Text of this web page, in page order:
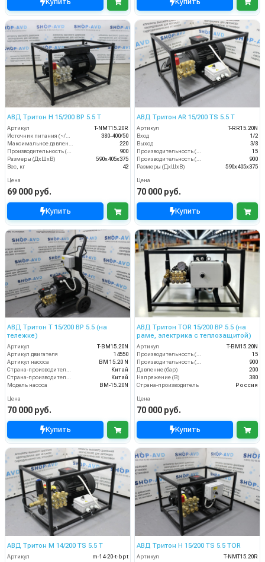
АВД Тритон H 15/200 BP 5.5 T
Артикул
T-NMT15.20R
Источник питания (~/В/Гц)
380-400/50
Максимальное давление (бар)
220
Производительность (л/ч)
900
Размеры (ДхШхВ)
590х405х375
Вес, кг
42
Цена
69 000 руб.
Купить
АВД Тритон AR 15/200 TS 5.5 T
Артикул
T-RR15.20N
Вход
1/2
Выход
3/8
Производительность (л/мин)
15
Производительность (л/ч)
900
Размеры (ДхШхВ)
590х405х375
Цена
70 000 руб.
Купить
АВД Тритон T 15/200 BP 5.5 (на
тележке)
Артикул
T-BM15.20N
Артикул двигателя
14550
Артикул насоса
BM 15.20 N
Страна-производитель двигателя
Китай
Страна-производитель насоса
Китай
Модель насоса
BM-15.20N
Цена
70 000 руб.
Купить
АВД Тритон TOR 15/200 ВР 5.5 (на
раме, электрика с теплозащитой)
Артикул
T-BM15.20N
Производительность (л/мин)
15
Производительность (л/ч)
900
Давление (бар)
200
Напряжение (В)
380
Страна-производитель
Россия
Цена
70 000 руб.
Купить
АВД Тритон M 14/200 TS 5.5 T
Артикул
m-14-20-t-bpt
АВД Тритон H 15/200 TS 5.5 TOR
Артикул
T-NMT15.20R